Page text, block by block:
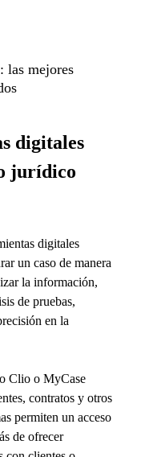
las mejores
digitales
jurídico
digitales
un caso de manera
la información,
de pruebas,
en la
Clio o MyCase
contratos y otros
permiten un acceso
de ofrecer